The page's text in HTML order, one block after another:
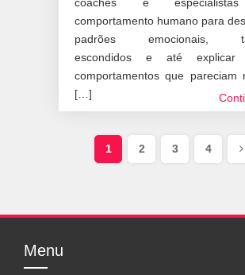
coaches e
comportamento humano para
padrões emocionais,
escondidos e até explicar
comportamentos que pareciam
[…]
1 2 3 4
Menu